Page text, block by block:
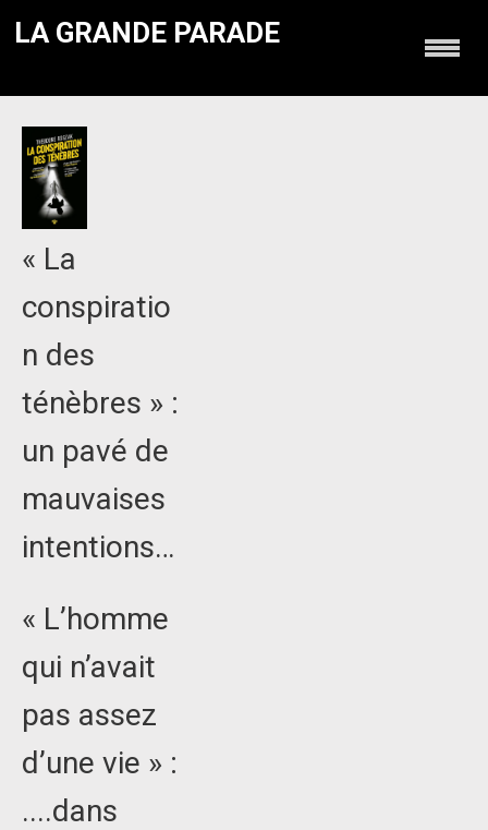
LA GRANDE PARADE
« La
conspiratio
n des
ténèbres » :
un pavé de
mauvaises
intentions…
« L’homme
qui n’avait
pas assez
d’une vie » :
....dans